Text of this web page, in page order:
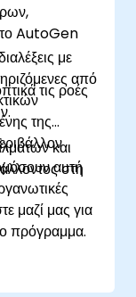
AutoGen
τις ροές
και
στη
με
από
της
αυτή
μαζί μας για
πρόγραμμα.